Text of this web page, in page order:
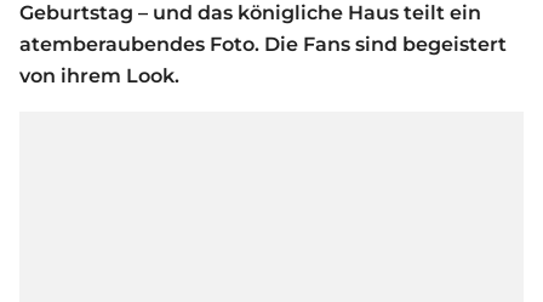
Geburtstag – und das königliche Haus teilt ein
atemberaubendes Foto. Die Fans sind begeistert
von ihrem Look.